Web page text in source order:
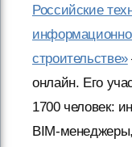
Российские
строительстве»
онлайн. Его
1700 человек:
BIM-